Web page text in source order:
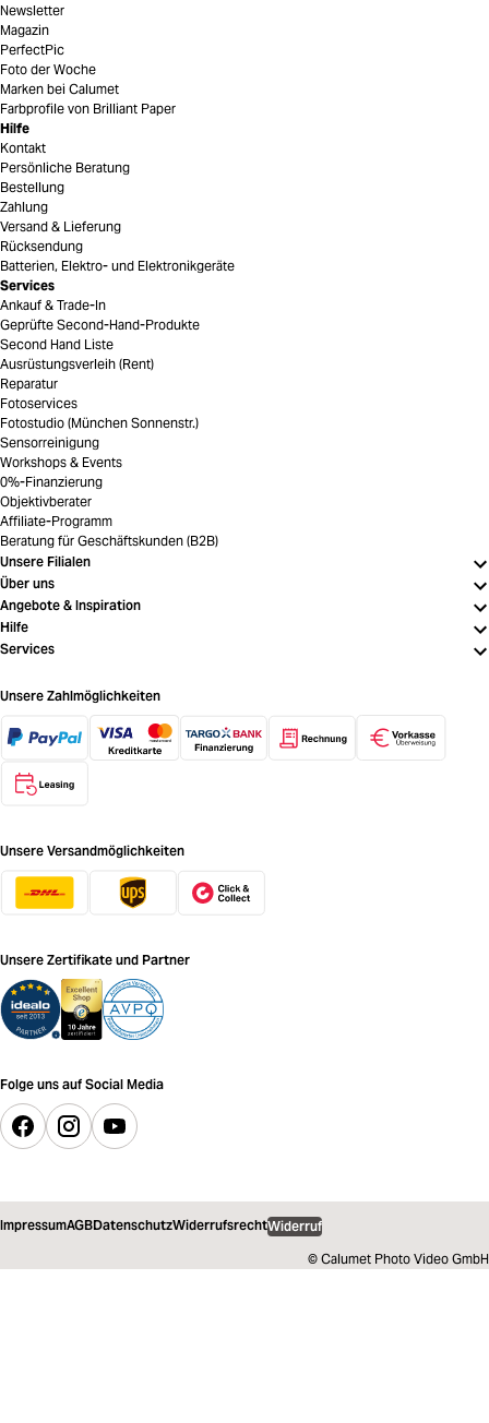
Newsletter
Magazin
PerfectPic
Foto der Woche
Marken bei Calumet
Farbprofile von Brilliant Paper
Hilfe
Kontakt
Persönliche Beratung
Bestellung
Zahlung
Versand & Lieferung
Rücksendung
Batterien, Elektro- und Elektronikgeräte
Services
Ankauf & Trade-In
Geprüfte Second-Hand-Produkte
Second Hand Liste
Ausrüstungsverleih (Rent)
Reparatur
Fotoservices
Fotostudio (München Sonnenstr.)
Sensorreinigung
Workshops & Events
0%-Finanzierung
Objektivberater
Affiliate-Programm
Beratung für Geschäftskunden (B2B)
Unsere Filialen
Über uns
Angebote & Inspiration
Hilfe
Services
Unsere Zahlmöglichkeiten
Unsere Versandmöglichkeiten
Unsere Zertifikate und Partner
Folge uns auf Social Media
ImpressumAGBDatenschutzWiderrufsrechtWiderruf
© Calumet Photo Video GmbH